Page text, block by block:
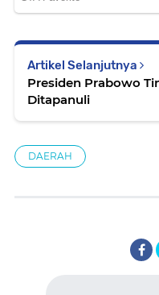
Artikel Selanjutnya
Presiden Prabowo
Ditapanuli
DAERAH